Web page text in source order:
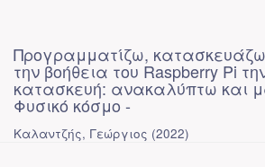
Προγραμματίζω,
την βοήθεια του Raspberry Pi
κατασκευή: ανακαλύπτω και
Φυσικό κόσμο -
Καλαντζής, Γεώργιος (2022)